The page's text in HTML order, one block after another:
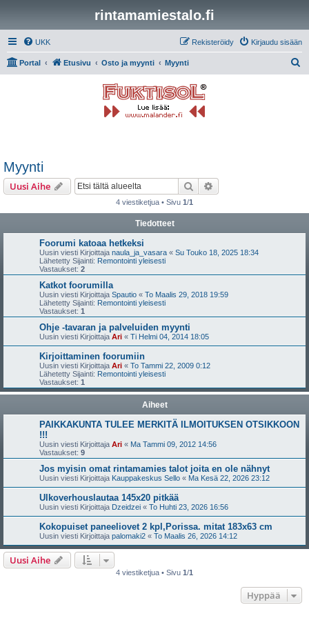
rintamamiestalo.fi
UKK Kirjaudu sisään
Rekisteröidy
Portal Etusivu Osto ja myynti Myynti
Myynti
Uusi Aihe Etsi
4 viestiketjua • Sivu 1/1
Tiedotteet
Foorumi katoaa hetkeksi
Uusin viesti Kirjoittaja naula_ja_vasara « Su Touko 18, 2025 18:34
Lähetetty Sijainti: Remontointi yleisesti
Vastaukset: 2
Katkot foorumilla
Uusin viesti Kirjoittaja Spautio « To Maalis 29, 2018 19:59
Lähetetty Sijainti: Remontointi yleisesti
Vastaukset: 1
Ohje -tavaran ja palveluiden myynti
Uusin viesti Kirjoittaja Ari « Ti Helmi 04, 2014 18:05
Kirjoittaminen foorumiin
Uusin viesti Kirjoittaja Ari « To Tammi 22, 2009 0:12
Lähetetty Sijainti: Remontointi yleisesti
Vastaukset: 1
Aiheet
PAIKKAKUNTA TULEE MERKITÄ ILMOITUKSEN OTSIKKOON
!!!
Uusin viesti Kirjoittaja Ari « Ma Tammi 09, 2012 14:56
Vastaukset: 9
Jos myisin omat rintamamies talot joita en ole nähnyt
Uusin viesti Kirjoittaja Kauppakeskus Sello « Ma Kesä 22, 2026 23:12
Ulkoverhouslautaa 145x20 pitkää
Uusin viesti Kirjoittaja Dzeidzei « To Huhti 23, 2026 16:56
Kokopuiset paneeliovet 2 kpl,Porissa. mitat 183x63 cm
Uusin viesti Kirjoittaja palomaki2 « To Maalis 26, 2026 14:12
Uusi Aihe
4 viestiketjua • Sivu 1/1
Hyppää